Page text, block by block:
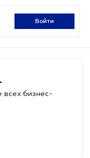
войти
всех бизнес-